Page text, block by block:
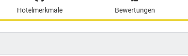
Hotelmerkmale Bewertungen